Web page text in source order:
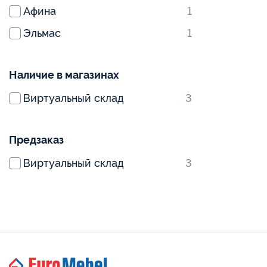
Афина
1
Эльмас
1
Наличие в магазинах
Виртуальный склад
3
Предзаказ
Виртуальный склад
3